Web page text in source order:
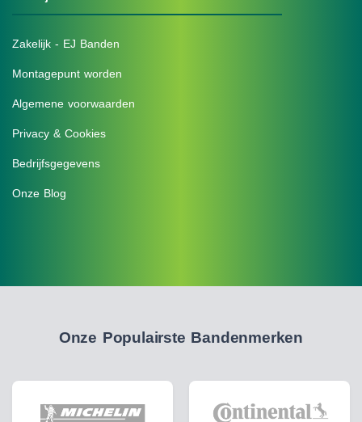
Zakelijk - EJ Banden
Montagepunt worden
Algemene voorwaarden
Privacy & Cookies
Bedrijfsgegevens
Onze Blog
Onze Populairste Bandenmerken